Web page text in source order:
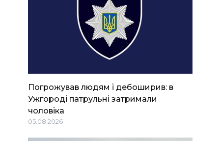
Погрожував людям і дебоширив: в
Ужгороді патрульні затримали
чоловіка
05.08.2026